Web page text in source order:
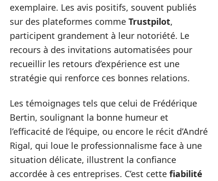
exemplaire. Les avis positifs, souvent publiés
sur des plateformes comme Trustpilot,
participent grandement à leur notoriété. Le
recours à des invitations automatisées pour
recueillir les retours d’expérience est une
stratégie qui renforce ces bonnes relations.
Les témoignages tels que celui de Frédérique
Bertin, soulignant la bonne humeur et
l’efficacité de l’équipe, ou encore le récit d’André
Rigal, qui loue le professionnalisme face à une
situation délicate, illustrent la confiance
accordée à ces entreprises. C’est cette fiabilité